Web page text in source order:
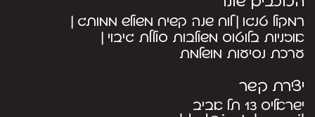
רמקול טנגו לוח שנה קשיח משולש ממותג
אוזניות בלוטוס משולבות סוללת גיבוי
ערכת נסיעות מושלמת
יצירת קשר
ישראליס 13 תל אביב